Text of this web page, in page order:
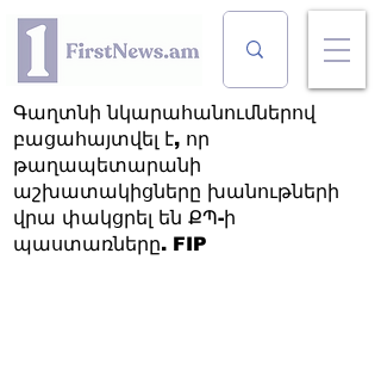
Գաղտնի նկարահանումներով
բացահայտվել է, որ
թաղապետարանի
աշխատակիցները խանութների
վրա փակցրել են ՔՊ-ի
պաստառները. FIP